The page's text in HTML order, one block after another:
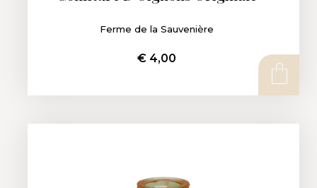
Ferme de la Sauvenière
€4,00